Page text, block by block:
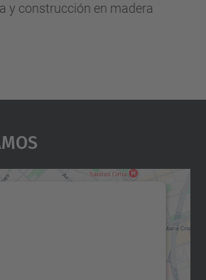
y construcción en madera